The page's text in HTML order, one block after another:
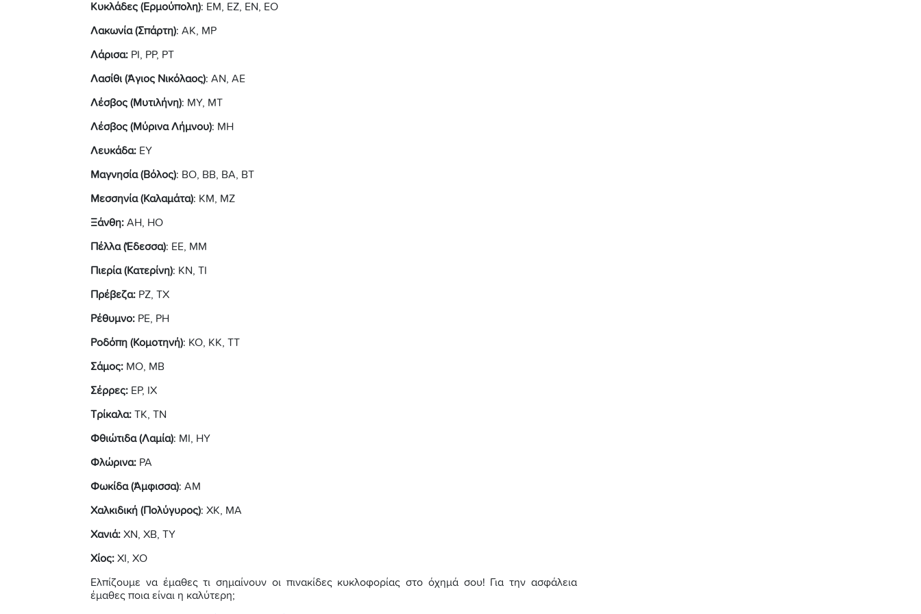
Κυκλάδες (Ερμούπολη): ΕΜ, ΕΖ, ΕΝ, ΕΟ
Λακωνία (Σπάρτη): ΑΚ, ΜΡ
Λάρισα: ΡΙ, ΡΡ, ΡΤ
Λασίθι (Άγιος Νικόλαος): ΑΝ, ΑΕ
Λέσβος (Μυτιλήνη): ΜΥ, ΜΤ
Λέσβος (Μύρινα Λήμνου): ΜΗ
Λευκάδα: ΕΥ
Μαγνησία (Βόλος): ΒΟ, ΒΒ, ΒΑ, ΒΤ
Μεσσηνία (Καλαμάτα): ΚΜ, ΜΖ
Ξάνθη: ΑΗ, ΗΟ
Πέλλα (Έδεσσα): ΕΕ, ΜΜ
Πιερία (Κατερίνη): ΚΝ, ΤΙ
Πρέβεζα: ΡΖ, ΤΧ
Ρέθυμνο: ΡΕ, ΡΗ
Ροδόπη (Κομοτηνή): ΚΟ, ΚΚ, ΤΤ
Σάμος: ΜΟ, ΜΒ
Σέρρες: ΕΡ, ΙΧ
Τρίκαλα: ΤΚ, ΤΝ
Φθιώτιδα (Λαμία): ΜΙ, ΗΥ
Φλώρινα: ΡΑ
Φωκίδα (Άμφισσα): ΑΜ
Χαλκιδική (Πολύγυρος): ΧΚ, ΜΑ
Χανιά: ΧΝ, ΧΒ, ΤΥ
Χίος: ΧΙ, ΧΟ
Ελπίζουμε να έμαθες τι σημαίνουν οι πινακίδες κυκλοφορίας στο όχημά σου! Για την ασφάλεια
έμαθες ποια είναι η καλύτερη;